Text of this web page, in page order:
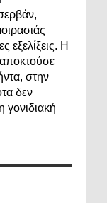
εξελίξεις. Η
στην
δεν
γονιδιακή